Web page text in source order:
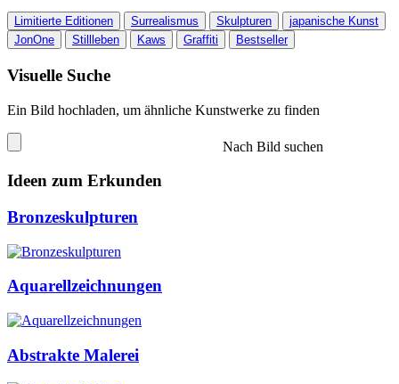
Limitierte Editionen Surrealismus Skulpturen
japanische Kunst
JonOne
Stillleben Kaws Graffiti Bestseller
Visuelle Suche
Ein Bild hochladen, um ähnliche Kunstwerke zu finden
Nach Bild suchen
Ideen zum Erkunden
Bronzeskulpturen
Aquarellzeichnungen
Abstrakte Malerei